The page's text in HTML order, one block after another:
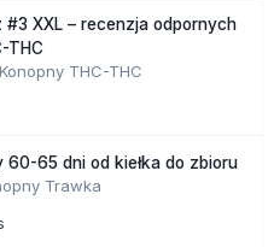
XXL – recenzja odpornych
THC
THC-THC
60-65 dni od kiełka do zbioru
Trawka